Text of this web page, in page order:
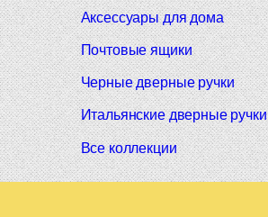
Аксессуары для дома
Почтовые ящики
Черные дверные ручки
Итальянские дверные ручки
Все коллекции